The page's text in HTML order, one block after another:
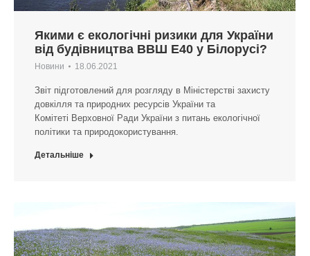
Якими є екологічні ризики для України
від будівництва ВВШ Е40 у Білорусі?
Новини 18.06.2021
Звіт підготовлений для розгляду в Міністерстві захисту
довкілля та природних ресурсів України та
Комітеті Верховної Ради України з питань екологічної
політики та природокористування.
Детальніше